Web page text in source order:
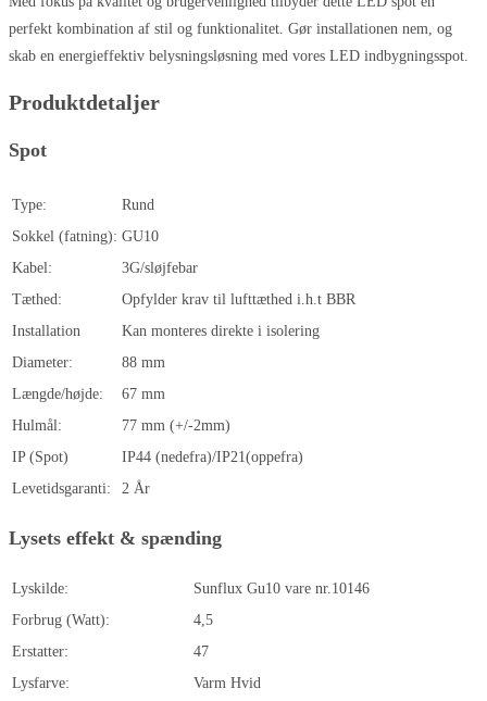
perfekt kombination af stil og funktionalitet. Gør installationen nem, og
skab en energieffektiv belysningsløsning med vores LED indbygningsspot.
Produktdetaljer
Spot
Type:
Rund
Sokkel (fatning): GU10
Kabel:
3G/sløjfebar
Tæthed:
Opfylder krav til lufttæthed i.h.t BBR
Installation
Kan monteres direkte i isolering
Diameter:
88 mm
Længde/højde:
67 mm
Hulmål:
77 mm (+/-2mm)
IP (Spot)
IP44 (nedefra)/IP21(oppefra)
Levetidsgaranti:
2 År
Lysets effekt & spænding
Lyskilde:
Sunflux Gu10 vare nr.10146
Forbrug (Watt):
4,5
Erstatter:
47
Lysfarve:
Varm Hvid